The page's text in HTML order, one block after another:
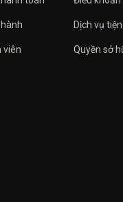
viên
Dịch vụ
Quyền sở